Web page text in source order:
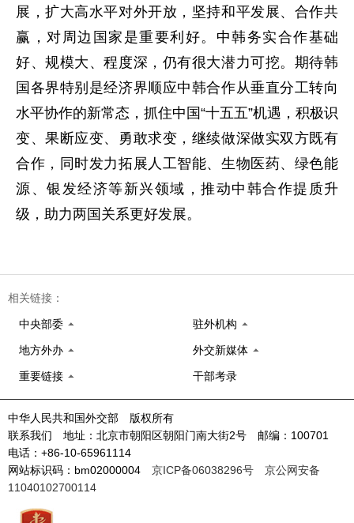
展，扩大高水平对外开放，坚持和平发展、合作共
赢，对周边国家是重要利好。中韩务实合作基础
好、规模大、程度深，仍有很大潜力可挖。期待韩
国各界特别是经济界顺应中韩合作从垂直分工转向
水平协作的新常态，抓住中国“十五五”机遇，积极识
变、果断应变、勇敢求变，继续做深做实双方既有
合作，同时发力拓展人工智能、生物医药、绿色能
源、银发经济等新兴领域，推动中韩合作提质升
级，助力两国关系更好发展。
相关链接：
中央部委 驻外机构
地方外办 外交新媒体
重要链接 干部考录
中华人民共和国外交部 版权所有
联系我们 地址：北京市朝阳区朝阳门南大街2号 邮编：100701
电话：+86-10-65961114
网站标识码：bm02000004 京ICP备06038296号
京公网安备
11040102700114